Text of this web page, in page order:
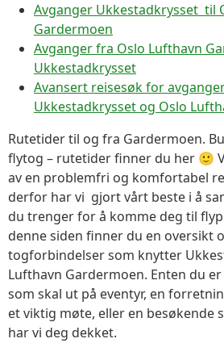
Avganger Ukkestadkrysset til
Gardermoen
Avganger fra Oslo Lufthavn
Ukkestadkrysset
Avansert reisesøk for
Ukkestadkrysset og Oslo
Rutetider til og fra Gardermoen.
flytog – rutetider finner du her 🙂
av en problemfri og komfortabel
derfor har vi gjort vårt beste i å
du trenger for å komme deg til
denne siden finner du en oversikt
togforbindelser som knytter
Lufthavn Gardermoen. Enten du
som skal ut på eventyr, en
et viktig møte, eller en besøkende
har vi deg dekket.